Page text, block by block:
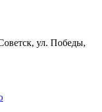
ул. Победы,